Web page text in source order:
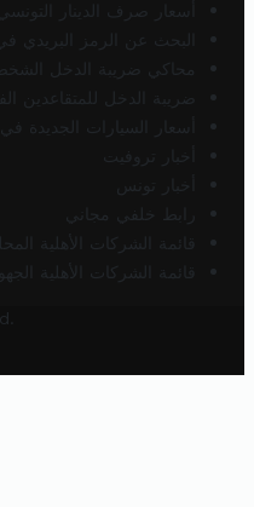
أسعار صرف الدينار
البحث عن الرمز البريدي
محاكي ضريبة الدخل
ضريبة الدخل للمتقاعدين
أسعار السيارات الجديدة
أخبار تروفيت
أخبار تونس
رابط خلفي مجاني
قائمة الشركات الأهلية
قائمة الشركات الأهلية